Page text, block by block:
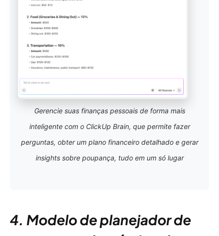
Gerencie suas finanças pessoais de forma mais
inteligente com o ClickUp Brain, que permite fazer
perguntas, obter um plano financeiro detalhado e gerar
insights sobre poupança, tudo em um só lugar
4. Modelo de planejador de